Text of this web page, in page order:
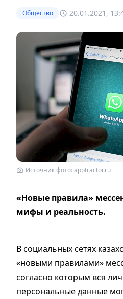
Общество 20.01.2021,
Источник фото: apptractor.ru
«Новые правила»
мифы и реальность.
В социальных сетях
«новыми правилами»
согласно которым вся
персональные данные